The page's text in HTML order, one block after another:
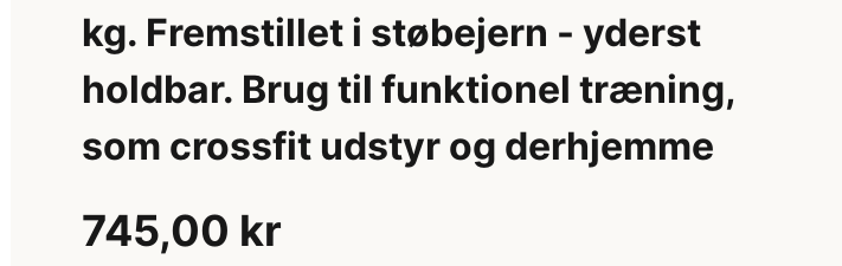
kg. Fremstillet i støbejern - yderst
holdbar. Brug til funktionel træning,
som crossfit udstyr og derhjemme
745,00 kr